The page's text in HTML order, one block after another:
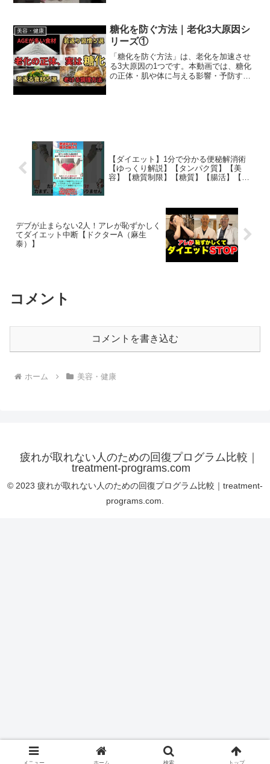
美容・健康
糖化を防ぐ方法｜老化3大原因シ
リーズ①
「糖化を防ぐ方法」は、老化を加速させ
る3大原因の1つです。本動画では、糖化
の正体・肌や体に与える影響・予防する
【ダイエット】1分で分かる便秘解消術
【ゆっくり解説】【タンパク質】【美
容】【糖質制限】【糖質】【腸活】【食
デブが止まらない2人！アレが恥ずかしく
てダイエット中断【ドクターA（麻生
泰）】
コメント
コメントを書き込む
ホーム 美容・健康
疲れが取れない人のための回復プログラム比較｜
treatment-programs.com
© 2023 疲れが取れない人のための回復プログラム比較｜treatment-
programs.com.
メニュー ホーム 検索 トップ